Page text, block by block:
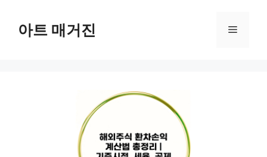
아트 매거진 메